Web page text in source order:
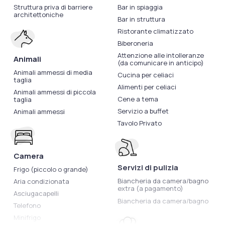
Struttura priva di barriere
architettoniche
Animali
Animali ammessi di media
taglia
Animali ammessi di piccola
taglia
Animali ammessi
Camera
Frigo (piccolo o grande)
Aria condizionata
Asciugacapelli
Telefono
Minifrigo
Bar in spiaggia
Bar in struttura
Ristorante climatizzato
Biberoneria
Attenzione alle intolleranze
(da comunicare in anticipo)
Cucina per celiaci
Alimenti per celiaci
Cene a tema
Servizio a buffet
Tavolo Privato
Servizi di pulizia
Biancheria da camera/bagno
extra (a pagamento)
Biancheria da camera/bagno